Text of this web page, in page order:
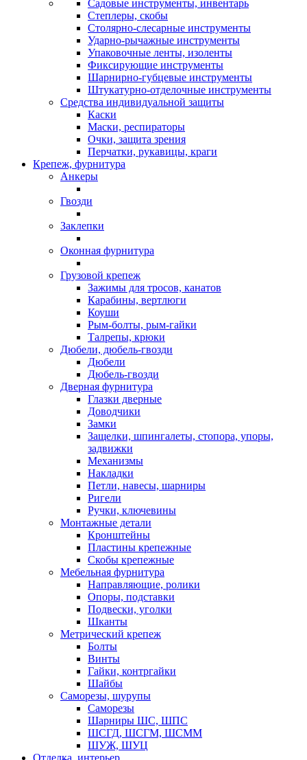
Садовые инструменты, инвентарь
Степлеры, скобы
Столярно-слесарные инструменты
Ударно-рычажные инструменты
Упаковочные ленты, изоленты
Фиксирующие инструменты
Шарнирно-губцевые инструменты
Штукатурно-отделочные инструменты
Средства индивидуальной защиты
Каски
Маски, респираторы
Очки, защита зрения
Перчатки, рукавицы, краги
Крепеж, фурнитура
Анкеры
Гвозди
Заклепки
Оконная фурнитура
Грузовой крепеж
Зажимы для тросов, канатов
Карабины, вертлюги
Коуши
Рым-болты, рым-гайки
Талрепы, крюки
Дюбели, дюбель-гвозди
Дюбели
Дюбель-гвозди
Дверная фурнитура
Глазки дверные
Доводчики
Замки
Защелки, шпингалеты, стопора, упоры,
задвижки
Механизмы
Накладки
Петли, навесы, шарниры
Ригели
Ручки, ключевины
Монтажные детали
Кронштейны
Пластины крепежные
Скобы крепежные
Мебельная фурнитура
Направляющие, ролики
Опоры, подставки
Подвески, уголки
Шканты
Метрический крепеж
Болты
Винты
Гайки, контргайки
Шайбы
Саморезы, шурупы
Саморезы
Шарниры ШС, ШПС
ШСГД, ШСГМ, ШСММ
ШУЖ, ШУЦ
Отделка, интерьер